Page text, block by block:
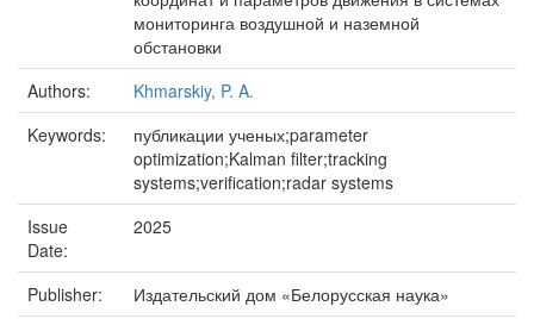
мониторинга воздушной и наземной
обстановки
Authors:
Khmarskiy, P. A.
Keywords:
публикации ученых;parameter
optimization;Kalman filter;tracking
systems;verification;radar systems
Issue
Date:
2025
Publisher:
Издательский дом «Белорусская наука»